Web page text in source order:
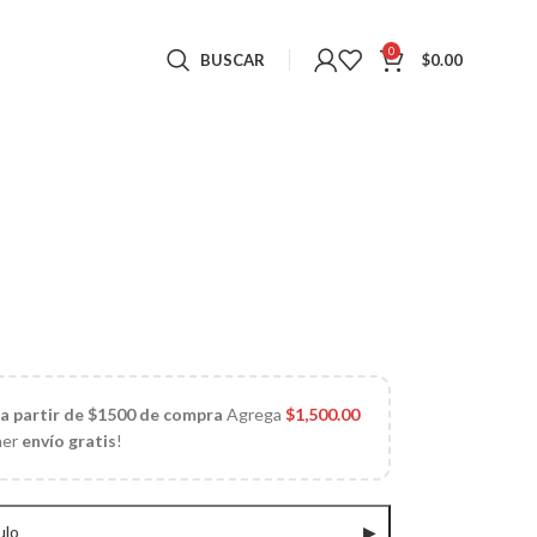
BUSCAR 0 $0.00
partir de $1500 de compra Agrega$1,500.00
envío gratis!
▶